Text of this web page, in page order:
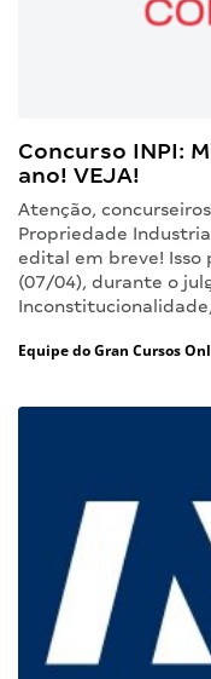
Concurso INPI:
ano! VEJA!
Atenção,
Propriedade
edital em breve!
(07/04), durante o
Equipe do Gran Cursos